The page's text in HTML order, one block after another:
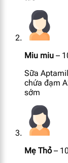
Magie
Kẽm
GOS
Bifidobacterium
Miu miu –
Sữa
chứa đạm
sớm
Mẹ Thỏ –